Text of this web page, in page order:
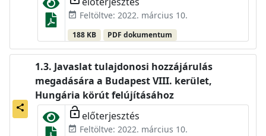
event_available Feltöltve: 2022. március 10.
188 KB PDF dokumentum
share
Javaslat tulajdonosi hozzájárulás
megadására a Budapest VIII. kerület,
Hungária körút felújításához
lock_open előterjesztés
event_available Feltöltve: 2022. március 10.